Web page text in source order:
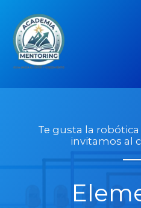
contenido
Te gusta la
invitamos al